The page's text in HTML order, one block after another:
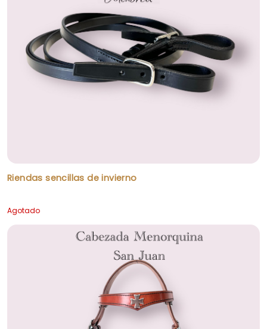
Riendas sencillas de invierno
Agotado